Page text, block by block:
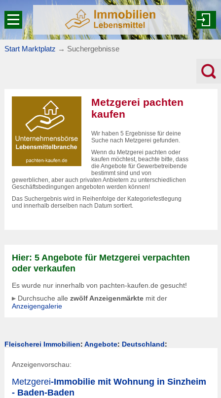
Start Marktplatz → Suchergebnisse
Metzgerei pachten
kaufen
Wir haben 5 Ergebnisse für deine
Suche nach Metzgerei gefunden.
Wenn du Metzgerei pachten oder
kaufen möchtest, beachte bitte, dass
die Angebote für Gewerbetreibende
bestimmt sind und von
gewerblichen, aber auch privaten Anbietern zu unterschiedlichen
Geschäftsbedingungen angeboten werden können!
Das Suchergebnis wird in Reihenfolge der Kategoriefestlegung
und innerhalb derselben nach Datum sortiert.
Hier: 5 Angebote für Metzgerei verpachten
oder verkaufen
Es wurde nur innerhalb von pachten-kaufen.de gesucht!
Durchsuche alle zwölf Anzeigenmärkte mit der
Anzeigengalerie
Fleischerei Immobilien: Angebote: Deutschland:
Anzeigenvorschau:
Metzgerei-Immobilie mit Wohnung in Sinzheim
- Baden-Baden